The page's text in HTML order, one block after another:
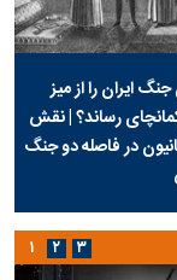
ایران را از میز
رساند؟ | نقش
در فاصله دو جنگ
۱ ۲ ۳